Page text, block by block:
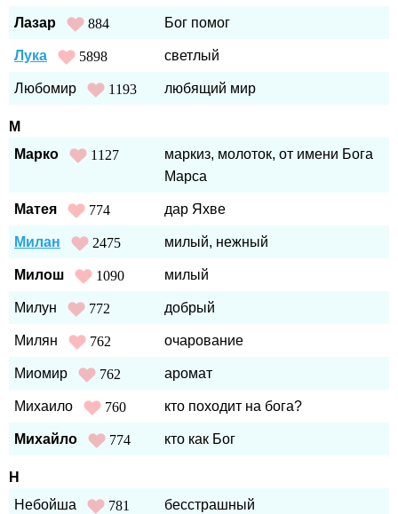
Лазар
884 Бог помог
Лука 5898 светлый
Любомир 1193 любящий мир
М
Марко
1127
маркиз, молоток, от имени Бога
Марса
Матея 774 дар Яхве
Милан 2475 милый, нежный
Милош 1090 милый
Милун 772 добрый
Милян 762 очарование
Миомир 762 аромат
Михаило 760 кто походит на бога?
Михайло 774 кто как Бог
Н
Небойша
781 бесстрашный